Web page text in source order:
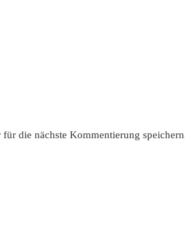
die nächste Kommentierung